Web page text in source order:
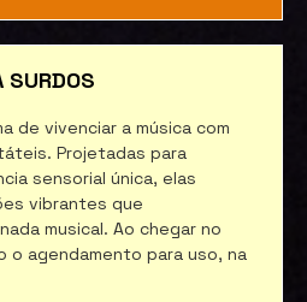
SURDOS
de vivenciar a música com
Projetadas para
sensorial única, elas
vibrantes que
musical. Ao chegar no
agendamento para uso, na